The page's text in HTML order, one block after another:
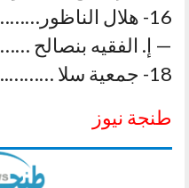
16- هلال الناظور………. 9 ……….. 12.
— إ. الفقيه بنصالح …… 9 ……….. 12.
18- جمعية سلا ……….. 8 ………… 12.
طنجة نيوز